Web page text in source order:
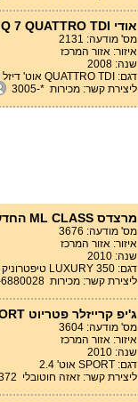
אודי Q 7 QUATTRO TDI אוט' דיזל 3.0 2008
מס' מודעה: 2131
איזור: אזור המרכז
שנה: 2008
דגם: QUATTRO TDI אוט' דיזל 3.0
ליצירת קשר: מכירות *-3005
מרצדס ML CLASS החדשה LUXURY 350 טיפטרוניק 3.5 2010
מס' מודעה: 3676
איזור: אזור המרכז
שנה: 2010
דגם: LUXURY 350 טיפטרוניק 3.5
ליצירת קשר: מכירות 03-6880028
ג'יפ קרייזלר פטריוט SPORT אוט' 2.4 2010
מס' מודעה: 3604
איזור: אזור המרכז
שנה: 2010
דגם: SPORT אוט' 2.4
ליצירת קשר: זאזה חוטובלי 08-9232372